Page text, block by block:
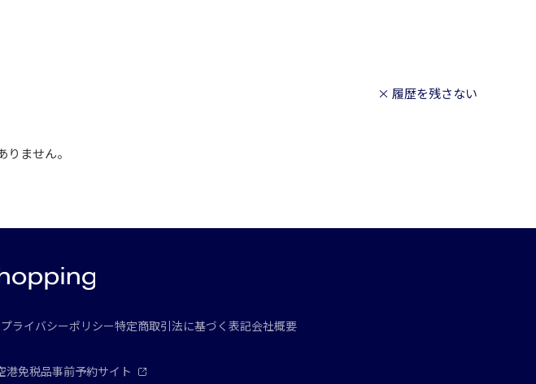
× 履歴を残さない
ません。
プライバシーポリシー特定商取引法に基づく表記会社概要
港免税品事前予約サイト